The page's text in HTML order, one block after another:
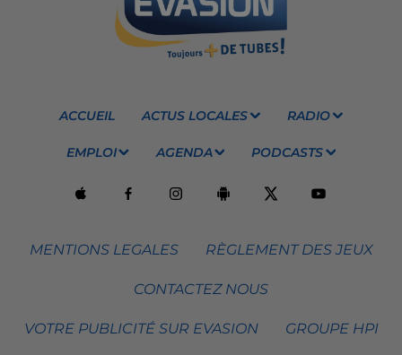
ACCUEIL ACTUS LOCALES RADIO
EMPLOI AGENDA PODCASTS
MENTIONS LEGALES RÈGLEMENT DES JEUX
CONTACTEZ NOUS
VOTRE PUBLICITÉ SUR EVASION GROUPE HPI